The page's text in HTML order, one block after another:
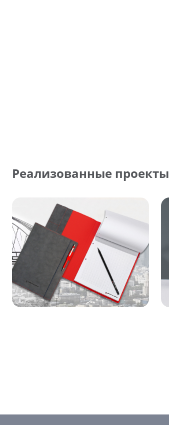
Реализованные проекты